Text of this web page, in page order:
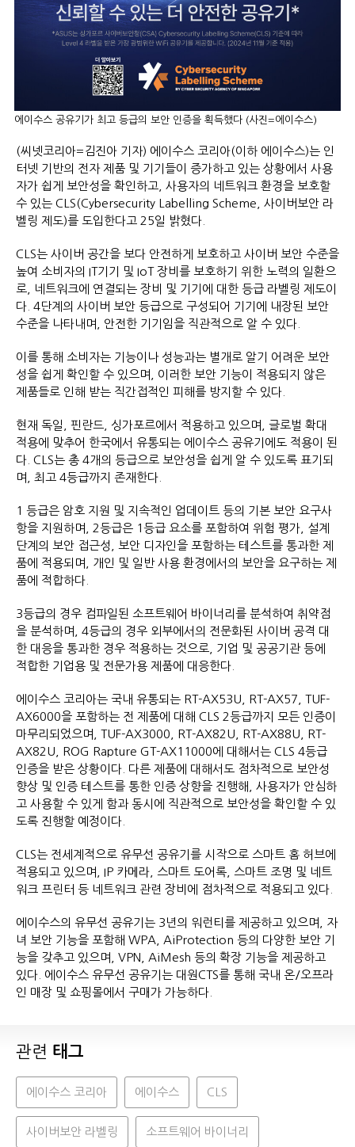
에이수스 공유기가 최고 등급의 보안 인증을 획득했다 (사진=에이수스)
(씨넷코리아=김진아 기자) 에이수스 코리아(이하 에이수스)는 인
터넷 기반의 전자 제품 및 기기들이 증가하고 있는 상황에서 사용
자가 쉽게 보안성을 확인하고, 사용자의 네트워크 환경을 보호할
수 있는 CLS(Cybersecurity Labelling Scheme, 사이버보안 라
벨링 제도)를 도입한다고 25일 밝혔다.
CLS는 사이버 공간을 보다 안전하게 보호하고 사이버 보안 수준을
높여 소비자의 IT기기 및 IoT 장비를 보호하기 위한 노력의 일환으
로, 네트워크에 연결되는 장비 및 기기에 대한 등급 라벨링 제도이
다. 4단계의 사이버 보안 등급으로 구성되어 기기에 내장된 보안
수준을 나타내며, 안전한 기기임을 직관적으로 알 수 있다.
이를 통해 소비자는 기능이나 성능과는 별개로 알기 어려운 보안
성을 쉽게 확인할 수 있으며, 이러한 보안 기능이 적용되지 않은
제품들로 인해 받는 직간접적인 피해를 방지할 수 있다.
현재 독일, 핀란드, 싱가포르에서 적용하고 있으며, 글로벌 확대
적용에 맞추어 한국에서 유통되는 에이수스 공유기에도 적용이 된
다. CLS는 총 4개의 등급으로 보안성을 쉽게 알 수 있도록 표기되
며, 최고 4등급까지 존재한다.
1 등급은 암호 지원 및 지속적인 업데이트 등의 기본 보안 요구사
항을 지원하며, 2등급은 1등급 요소를 포함하여 위험 평가, 설계
단계의 보안 접근성, 보안 디자인을 포함하는 테스트를 통과한 제
품에 적용되며, 개인 및 일반 사용 환경에서의 보안을 요구하는 제
품에 적합하다.
3등급의 경우 컴파일된 소프트웨어 바이너리를 분석하여 취약점
을 분석하며, 4등급의 경우 외부에서의 전문화된 사이버 공격 대
한 대응을 통과한 경우 적용하는 것으로, 기업 및 공공기관 등에
적합한 기업용 및 전문가용 제품에 대응한다.
에이수스 코리아는 국내 유통되는 RT-AX53U, RT-AX57, TUF-
AX6000을 포함하는 전 제품에 대해 CLS 2등급까지 모든 인증이
마무리되었으며, TUF-AX3000, RT-AX82U, RT-AX88U, RT-
AX82U, ROG Rapture GT-AX11000에 대해서는 CLS 4등급
인증을 받은 상황이다. 다른 제품에 대해서도 점차적으로 보안성
향상 및 인증 테스트를 통한 인증 상향을 진행해, 사용자가 안심하
고 사용할 수 있게 함과 동시에 직관적으로 보안성을 확인할 수 있
도록 진행할 예정이다.
CLS는 전세계적으로 유무선 공유기를 시작으로 스마트 홈 허브에
적용되고 있으며, IP 카메라, 스마트 도어록, 스마트 조명 및 네트
워크 프린터 등 네트워크 관련 장비에 점차적으로 적용되고 있다.
에이수스의 유무선 공유기는 3년의 워런티를 제공하고 있으며, 자
녀 보안 기능을 포함해 WPA, AiProtection 등의 다양한 보안 기
능을 갖추고 있으며, VPN, AiMesh 등의 확장 기능을 제공하고
있다. 에이수스 유무선 공유기는 대원CTS를 통해 국내 온/오프라
인 매장 및 쇼핑몰에서 구매가 가능하다.
관련 태그
에이수스 코리아 에이수스 CLS
사이버보안 라벨링 소프트웨어 바이너리